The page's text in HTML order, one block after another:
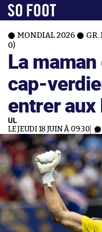
MONDIAL 2026 GR.
0)
La
cap-
entrer
UL
LE JEUDI 18 JUIN À 09:30